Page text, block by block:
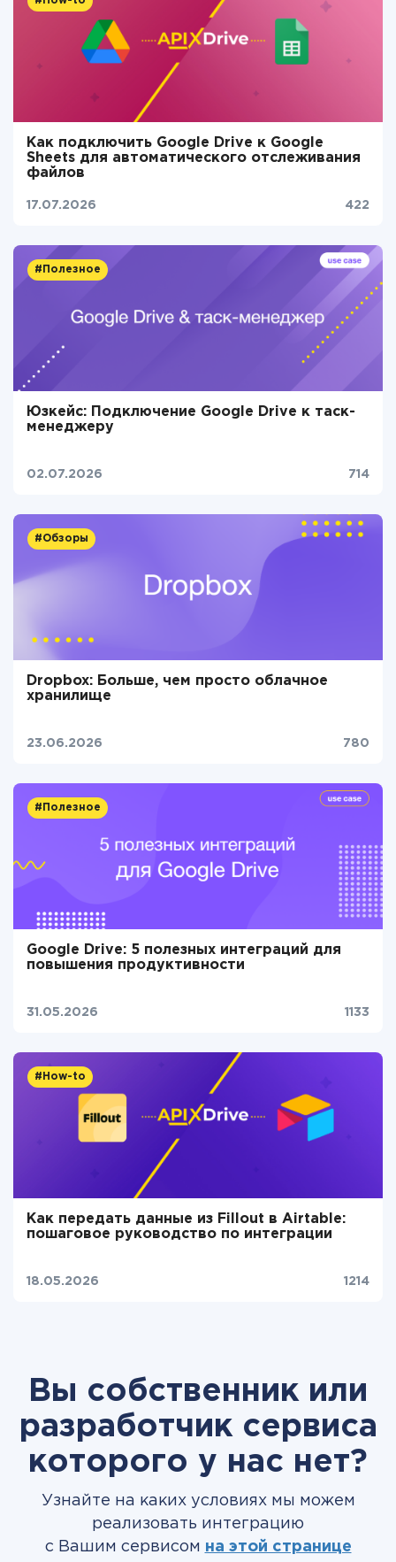
Как подключить Google Drive к Google
Sheets для автоматического отслеживания
файлов
17.07.2026 422
#Полезное
Юзкейс: Подключение Google Drive к таск-
менеджеру
02.07.2026 714
#Обзоры
Dropbox: Больше, чем просто облачное
хранилище
23.06.2026 780
#Полезное
Google Drive: 5 полезных интеграций для
повышения продуктивности
31.05.2026 1133
#How-to
Как передать данные из Fillout в Airtable:
пошаговое руководство по интеграции
18.05.2026 1214
Вы собственник или
разработчик сервиса
которого у нас нет?
Узнайте на каких условиях мы можем
реализовать интеграцию
с Вашим сервисом на этой странице